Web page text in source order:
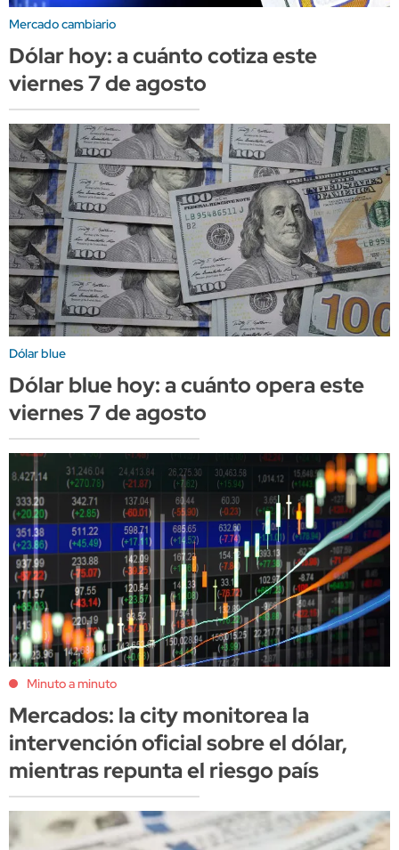
Mercado cambiario
Dólar hoy: a cuánto cotiza este
viernes 7 de agosto
Dólar blue
Dólar blue hoy: a cuánto opera este
viernes 7 de agosto
Minuto a minuto
Mercados: la city monitorea la
intervención oficial sobre el dólar,
mientras repunta el riesgo país